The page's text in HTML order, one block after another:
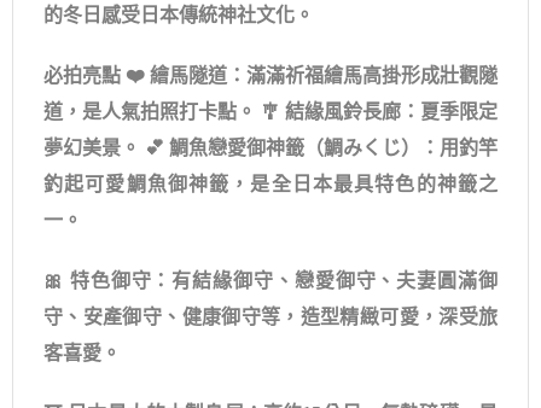
的冬日感受日本傳統神社文化。
必拍亮點 ❤️ 繪馬隧道：滿滿祈福繪馬高掛形成壯觀隧
道，是人氣拍照打卡點。 🎐 結緣風鈴長廊：夏季限定
夢幻美景。 💕 鯛魚戀愛御神籤（鯛みくじ）：用釣竿
釣起可愛鯛魚御神籤，是全日本最具特色的神籤之
一。
🎀 特色御守：有結緣御守、戀愛御守、夫妻圓滿御
守、安產御守、健康御守等，造型精緻可愛，深受旅
客喜愛。